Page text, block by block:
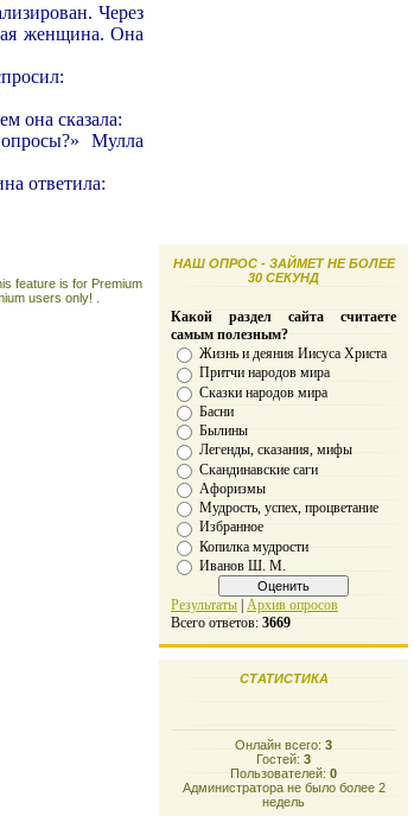
Через
женщина. Она
она сказала:
Мулла
ответила:
feature is for Premium
users only! .
НАШ ОПРОС - ЗАЙМЕТ НЕ БОЛЕЕ
30 СЕКУНД
Какой раздел сайта считаете
самым полезным?
Жизнь и деяния Иисуса Христа
Притчи народов мира
Сказки народов мира
Басни
Былины
Легенды, сказания, мифы
Скандинавские саги
Афоризмы
Мудрость, успех, процветание
Избранное
Копилка мудрости
Иванов Ш. М.
Результаты Архив опросов
Всего ответов: 3669
СТАТИСТИКА
Онлайн всего: 3
Гостей: 3
Пользователей: 0
Администратора не было более 2
недель